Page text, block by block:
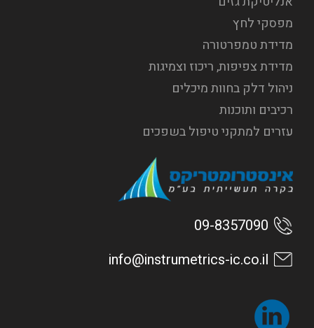
מפסקי לחץ
מדידת טמפרטורה
מדידת צפיפות, ריכוז וצמיגות
ניהול דלק בחוות מיכלים
רכיבים ותוכנות
עזרים למתקני טיפול בשפכים
09-8357090
info@instrumetrics-ic.co.il